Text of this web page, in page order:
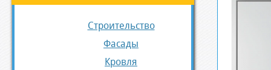
Строительство
Фасады
Кровля